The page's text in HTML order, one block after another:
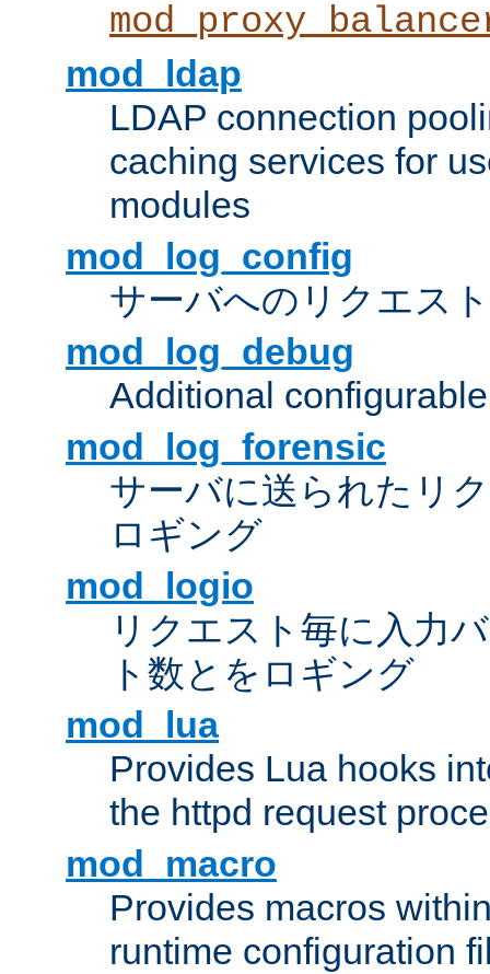
mod_ldap
LDAP connection
caching services for
modules
mod_log_config
サーバへのリクエス
mod_log_debug
Additional
mod_log_forensic
サーバに送られたリ
ロギング
mod_logio
リクエスト毎に入力
ト数とをロギング
mod_lua
Provides Lua hooks
the httpd request
mod_macro
Provides macros
runtime configuration